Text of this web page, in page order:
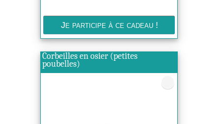
Corbeilles en osier (petites
poubelles)